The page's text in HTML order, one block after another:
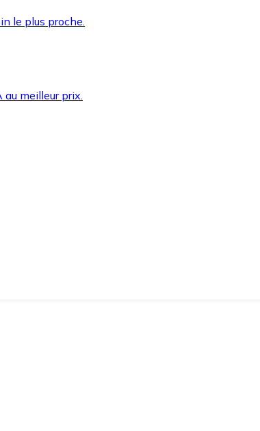
le plus proche.
meilleur prix.